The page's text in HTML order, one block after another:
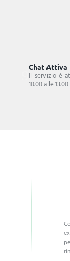
Chat Attiva
Il servizio è
10.00 alle